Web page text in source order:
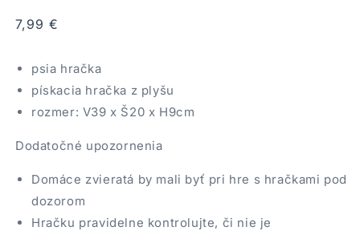
Normálna
7,99 €
psia hračka
pískacia hračka z plyšu
rozmer: V39 x Š20 x H9cm
Dodatočné upozornenia
Domáce zvieratá by mali byť pri hre s hračkami pod
dozorom
Hračku pravidelne kontrolujte, či nie je